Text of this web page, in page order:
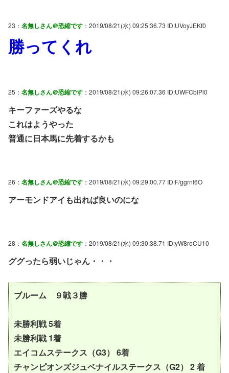
23： 名無しさん＠恐縮です ：2019/08/21(水) 09:25:36.73 ID:UVoyJEKf0
勝ってくれ
25： 名無しさん＠恐縮です ：2019/08/21(水) 09:26:07.36 ID:UWFCbIPl0
キーファーズやるな
これはようやった
普通に日本馬に先着するかも
26： 名無しさん＠恐縮です ：2019/08/21(水) 09:29:00.77 ID:F/ggrnl6O
アーモンドアイも出れば良いのにな
28： 名無しさん＠恐縮です ：2019/08/21(水) 09:30:38.71 ID:yW8roCU10
ググったら弱いじゃん・・・
ブルーム ９戦３勝
未勝利戦 5着
未勝利戦 1着
エイコムステークス（G3） 6着
チャンピオンズジュベナイルステークス（G2） 2 着